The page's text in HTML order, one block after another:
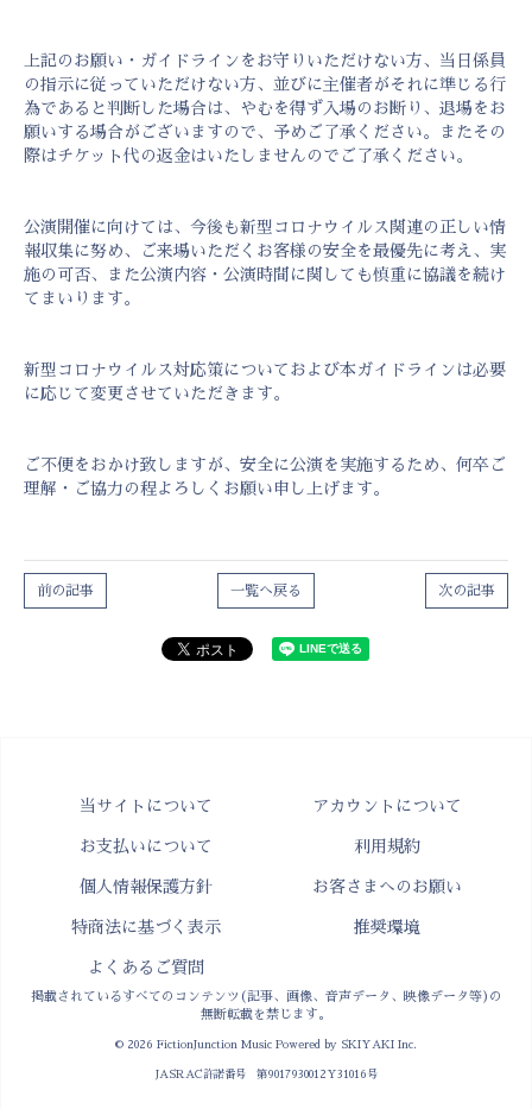
上記のお願い・ガイドラインをお守りいただけない方、当日係員
の指示に従っていただけない方、並びに主催者がそれに準じる行
為であると判断した場合は、やむを得ず入場のお断り、退場をお
願いする場合がございますので、予めご了承ください。またその
際はチケット代の返金はいたしませんのでご了承ください。
公演開催に向けては、今後も新型コロナウイルス関連の正しい情
報収集に努め、ご来場いただくお客様の安全を最優先に考え、実
施の可否、また公演内容・公演時間に関しても慎重に協議を続け
てまいります。
新型コロナウイルス対応策についておよび本ガイドラインは必要
に応じて変更させていただきます。
ご不便をおかけ致しますが、安全に公演を実施するため、何卒ご
理解・ご協力の程よろしくお願い申し上げます。
次の記事
一覧へ戻る
前の記事
当サイトについて アカウントについて
お支払いについて 利用規約
個人情報保護方針 お客さまへのお願い
特商法に基づく表示 推奨環境
よくあるご質問
掲載されているすべてのコンテンツ(記事、画像、音声データ、映像データ等)の
無断転載を禁じます。
© 2026 FictionJunction Music Powered by SKIYAKI Inc.
JASRAC許諾番号 第9017930012Y31016号